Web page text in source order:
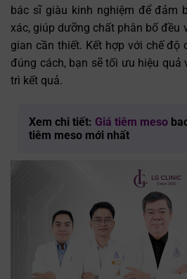
bác sĩ giàu kinh nghiệm để đảm
xác, giúp dưỡng chất phân bố đều
gian cần thiết. Kết hợp với chế độ
đúng cách, bạn sẽ tối ưu hiệu quả
trì kết quả.
Xem chi tiết: Giá tiêm meso
tiêm meso mới nhất